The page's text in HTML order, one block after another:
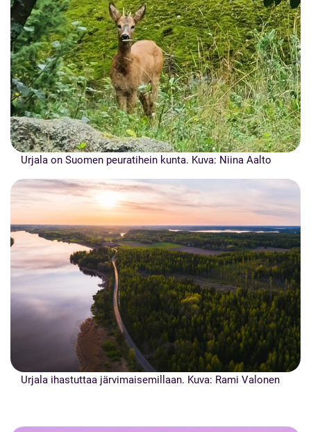
Urjala on Suomen peuratihein kunta. Kuva: Niina Aalto
Urjala ihastuttaa järvimaisemillaan. Kuva: Rami Valonen